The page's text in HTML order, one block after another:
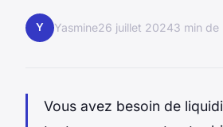
Y Yasmine26 juillet 20243 min de
Vous avez besoin de